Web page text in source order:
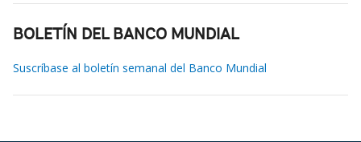
BOLETÍN DEL BANCO MUNDIAL
Suscríbase al boletín semanal del Banco Mundial